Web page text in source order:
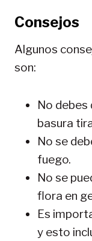
Consejos
Algunos
son:
No
basura
No se
fuego.
No se
flora en
Es
y esto